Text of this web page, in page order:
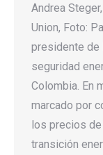
Andrea
Union, Foto:
presidente de
seguridad
Colombia. En
marcado por
los precios
transición